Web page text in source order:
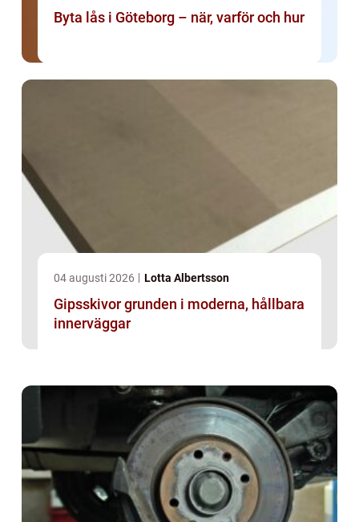
Byta lås i Göteborg – när, varför och hur
04 augusti 2026 Lotta Albertsson
Gipsskivor grunden i moderna, hållbara
innerväggar